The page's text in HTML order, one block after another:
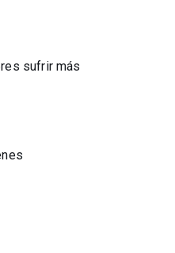
sufrir más